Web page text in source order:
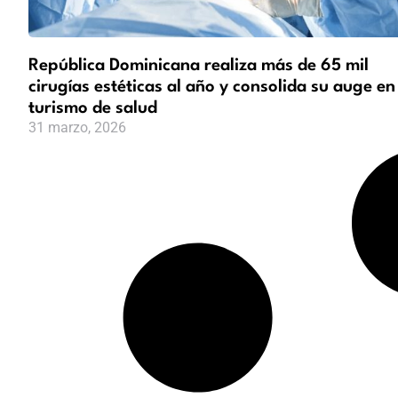
República Dominicana realiza más de 65 mil
cirugías estéticas al año y consolida su auge en
turismo de salud
31 marzo, 2026